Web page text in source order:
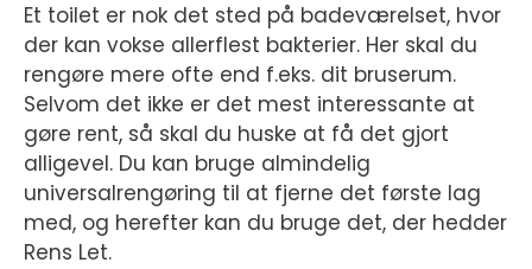
Et toilet er nok det sted på badeværelset, hvor
der kan vokse allerflest bakterier. Her skal du
rengøre mere ofte end f.eks. dit bruserum.
Selvom det ikke er det mest interessante at
gøre rent, så skal du huske at få det gjort
alligevel. Du kan bruge almindelig
universalrengøring til at fjerne det første lag
med, og herefter kan du bruge det, der hedder
Rens Let.